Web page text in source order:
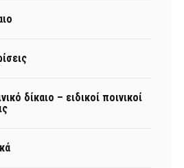
δίκαιο – ειδικοί ποινικοί